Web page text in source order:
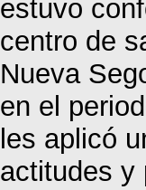
estuvo
centro de
Nueva
en el
les aplicó
actitudes y